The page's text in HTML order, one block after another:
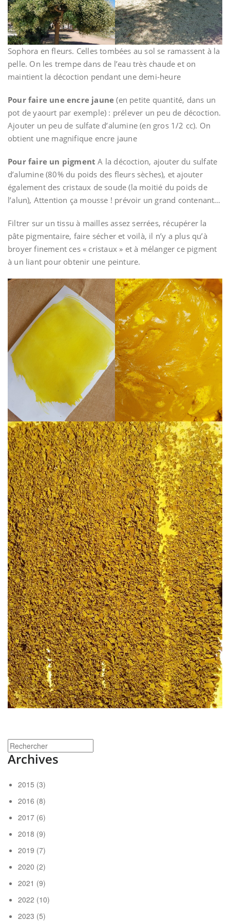
Sophora en fleurs. Celles tombées au sol se ramassent à la
pelle. On les trempe dans de l’eau très chaude et on
maintient la décoction pendant une demi-heure
Pour faire une encre jaune (en petite quantité, dans un
pot de yaourt par exemple) : prélever un peu de décoction.
Ajouter un peu de sulfate d’alumine (en gros 1/2 cc). On
obtient une magnifique encre jaune
Pour faire un pigment A la décoction, ajouter du sulfate
d’alumine (80% du poids des fleurs sèches), et ajouter
également des cristaux de soude (la moitié du poids de
l’alun), Attention ça mousse ! prévoir un grand contenant…
Filtrer sur un tissu à mailles assez serrées, récupérer la
pâte pigmentaire, faire sécher et voilà, il n’y a plus qu’à
broyer finement ces « cristaux » et à mélanger ce pigment
à un liant pour obtenir une peinture.
Archives
2015 (3)
2016 (8)
2017 (6)
2018 (9)
2019 (7)
2020 (2)
2021 (9)
2022 (10)
2023 (5)